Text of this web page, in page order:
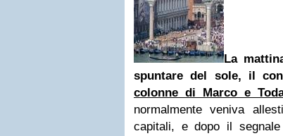
La
spuntare del sole, il
colonne di Marco e
normalmente veniva
capitali, e dopo il segnale